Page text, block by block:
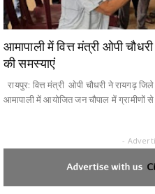
आमापाली में वित्त मंत्री ओपी
की समस्याएं
रायपुर: वित्त मंत्री ओपी चौधरी ने रायगढ़
आमापाली में आयोजित जन चौपाल में ग्रामीणों
-